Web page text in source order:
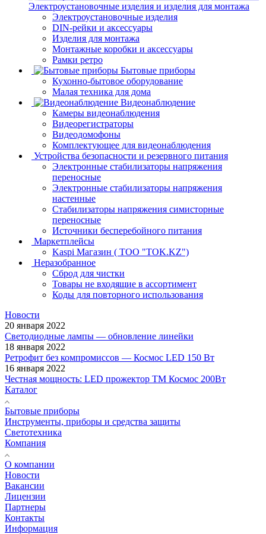
Электроустановочные изделия и изделия для монтажа
Электроустановочные изделия
DIN-рейки и аксессуары
Изделия для монтажа
Монтажные коробки и аксессуары
Рамки ретро
Бытовые приборы
Кухонно-бытовое оборудование
Малая техника для дома
Видеонаблюдение
Камеры видеонаблюдения
Видеорегистраторы
Видеодомофоны
Комплектующее для видеонаблюдения
Устройства безопасности и резервного питания
Электронные стабилизаторы напряжения
переносные
Электронные стабилизаторы напряжения
настенные
Стабилизаторы напряжения симисторные
переносные
Источники бесперебойного питания
Маркетплейсы
Kaspi Магазин ( ТОО "TOK.KZ")
Неразобранное
Сброд для чистки
Товары не входящие в ассортимент
Коды для повторного использования
Новости
20 января 2022
Светодиодные лампы — обновление линейки
18 января 2022
Ретрофит без компромиссов — Космос LED 150 Вт
16 января 2022
Честная мощность: LED прожектор ТМ Космос 200Вт
Каталог
Бытовые приборы
Инструменты, приборы и средства защиты
Светотехника
Компания
О компании
Новости
Вакансии
Лицензии
Партнеры
Контакты
Информация